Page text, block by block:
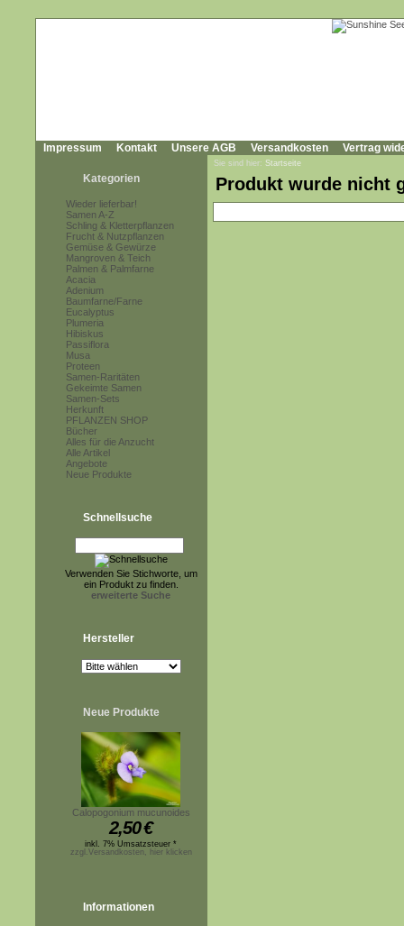
Impressum Kontakt Unsere AGB Versandkosten Vertrag
Kategorien
Wieder lieferbar!
Samen A-Z
Schling & Kletterpflanzen
Frucht & Nutzpflanzen
Gemüse & Gewürze
Mangroven & Teich
Palmen & Palmfarne
Acacia
Adenium
Baumfarne/Farne
Eucalyptus
Plumeria
Hibiskus
Passiflora
Musa
Proteen
Samen-Raritäten
Gekeimte Samen
Samen-Sets
Herkunft
PFLANZEN SHOP
Bücher
Alles für die Anzucht
Alle Artikel
Angebote
Neue Produkte
Schnellsuche
Verwenden Sie Stichworte, um
ein Produkt zu finden.
erweiterte Suche
Hersteller
Neue Produkte
Calopogonium mucunoides
2,50€
inkl. 7% Umsatzsteuer *
zzgl.Versandkosten, hier klicken
Informationen
Sie sind hier: Startseite
Produkt wurde nicht